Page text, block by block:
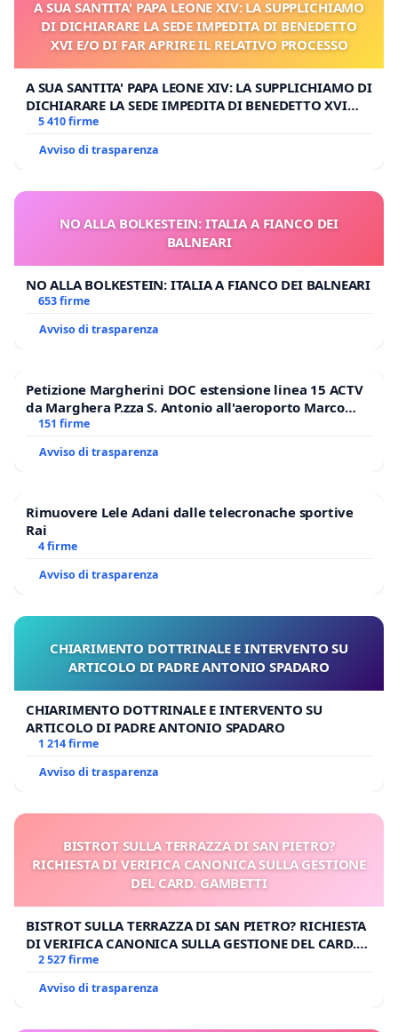
A SUA SANTITA' PAPA LEONE XIV: LA SUPPLICHIAMO
DI DICHIARARE LA SEDE IMPEDITA DI BENEDETTO
XVI E/O DI FAR APRIRE IL RELATIVO PROCESSO
A SUA SANTITA' PAPA LEONE XIV: LA SUPPLICHIAMO DI
DICHIARARE LA SEDE IMPEDITA DI BENEDETTO XVI
E/O DI FAR APRIRE IL RELATIVO PROCESSO
5 410 firme
Avviso di trasparenza
NO ALLA BOLKESTEIN: ITALIA A FIANCO DEI
BALNEARI
NO ALLA BOLKESTEIN: ITALIA A FIANCO DEI BALNEARI
653 firme
Avviso di trasparenza
Petizione Margherini DOC estensione linea 15 ACTV
da Marghera P.zza S. Antonio all'aeroporto Marco
Polo tariffa a € 1,50
151 firme
Avviso di trasparenza
Rimuovere Lele Adani dalle telecronache sportive
Rai
4 firme
Avviso di trasparenza
CHIARIMENTO DOTTRINALE E INTERVENTO SU
ARTICOLO DI PADRE ANTONIO SPADARO
CHIARIMENTO DOTTRINALE E INTERVENTO SU
ARTICOLO DI PADRE ANTONIO SPADARO
1 214 firme
Avviso di trasparenza
BISTROT SULLA TERRAZZA DI SAN PIETRO?
RICHIESTA DI VERIFICA CANONICA SULLA GESTIONE
DEL CARD. GAMBETTI
BISTROT SULLA TERRAZZA DI SAN PIETRO? RICHIESTA
DI VERIFICA CANONICA SULLA GESTIONE DEL CARD.
GAMBETTI
2 527 firme
Avviso di trasparenza